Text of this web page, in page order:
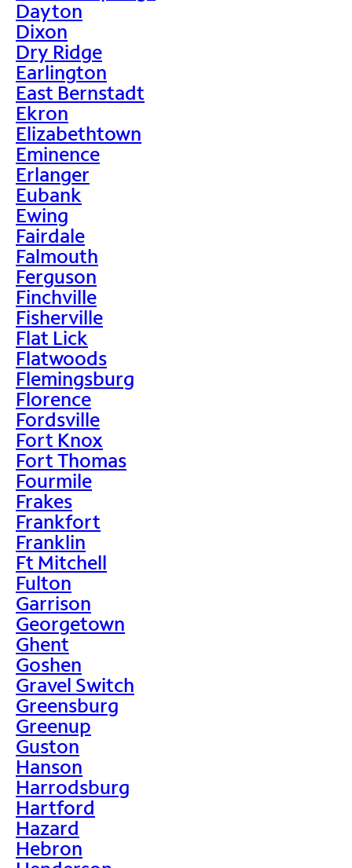
Dayton
Dixon
Dry Ridge
Earlington
East Bernstadt
Ekron
Elizabethtown
Eminence
Erlanger
Eubank
Ewing
Fairdale
Falmouth
Ferguson
Finchville
Fisherville
Flat Lick
Flatwoods
Flemingsburg
Florence
Fordsville
Fort Knox
Fort Thomas
Fourmile
Frakes
Frankfort
Franklin
Ft Mitchell
Fulton
Garrison
Georgetown
Ghent
Goshen
Gravel Switch
Greensburg
Greenup
Guston
Hanson
Harrodsburg
Hartford
Hazard
Hebron